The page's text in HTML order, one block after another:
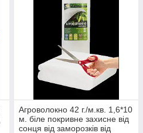
Агроволокно 42 г./м.кв. 1,6*10
м. біле покривне захисне від
сонця від заморозків від